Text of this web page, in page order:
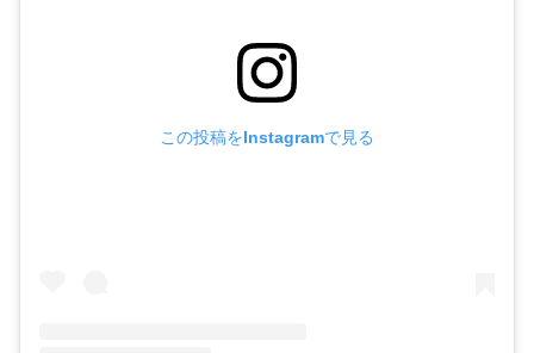
この投稿をInstagramで見る